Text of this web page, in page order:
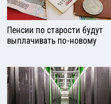
Пенсии по старости будут
выплачивать по-новому